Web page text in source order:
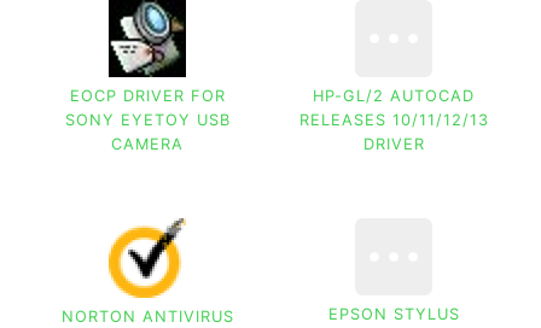
EOCP DRIVER FOR
SONY EYETOY USB
CAMERA
HP-GL/2 AUTOCAD
RELEASES 10/11/12/13
DRIVER
NORTON ANTIVIRUS
EPSON STYLUS